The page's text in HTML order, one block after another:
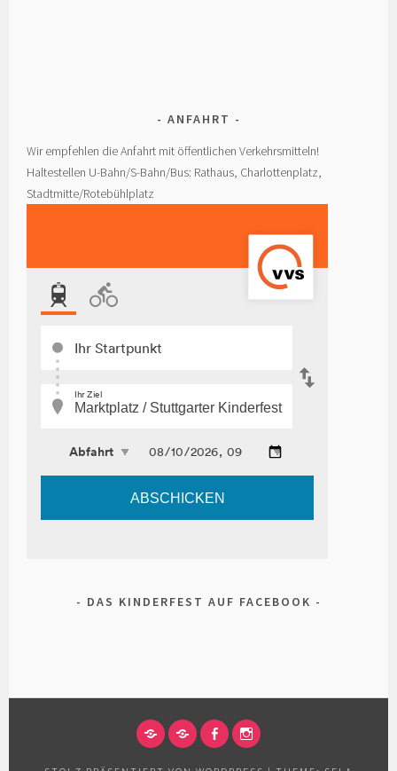
ANFAHRT
Wir empfehlen die Anfahrt mit öffentlichen Verkehrsmitteln!
Haltestellen U-Bahn/S-Bahn/Bus: Rathaus, Charlottenplatz,
Stadtmitte/Rotebühlplatz
DAS KINDERFEST AUF FACEBOOK